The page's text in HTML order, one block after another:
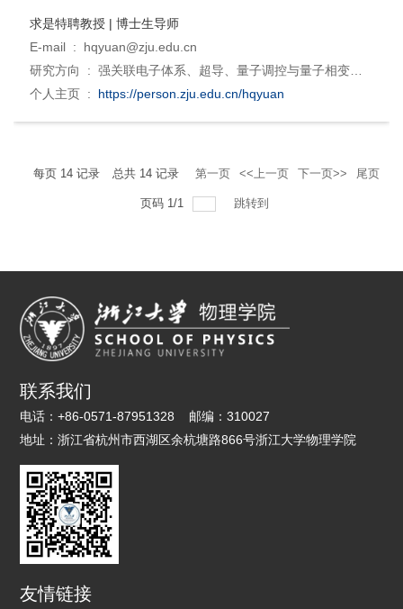
求是特聘教授 | 博士生导师
hqyuan@zju.edu.cn
研究方向 : 强关联电子体系、超导、量子调控与量子相变、
极端条件物理与技术、拓扑量子态
个人主页 : https://person.zju.edu.cn/hqyuan
每页 14记录 总共 14记录 第一页 <<上一页 下一页>> 尾页
页码 1/1 跳转到
联系我们
电话：+86-0571-87951328 邮编：310027
地址：浙江省杭州市西湖区余杭塘路866号浙江大学物理学院
友情链接